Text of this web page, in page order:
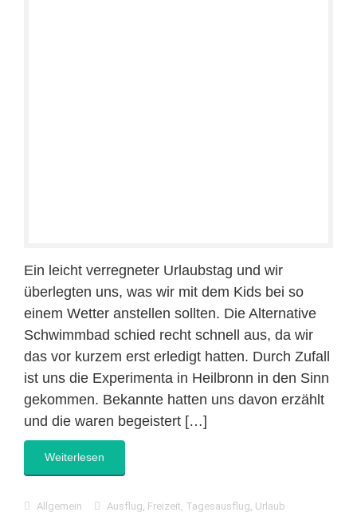
Ein leicht verregneter Urlaubstag und wir
überlegten uns, was wir mit dem Kids bei so
einem Wetter anstellen sollten. Die Alternative
Schwimmbad schied recht schnell aus, da wir
das vor kurzem erst erledigt hatten. Durch Zufall
ist uns die Experimenta in Heilbronn in den Sinn
gekommen. Bekannte hatten uns davon erzählt
und die waren begeistert […]
Weiterlesen
Allgemein Ausflug, Freizeit, Tagesausflug, Urlaub